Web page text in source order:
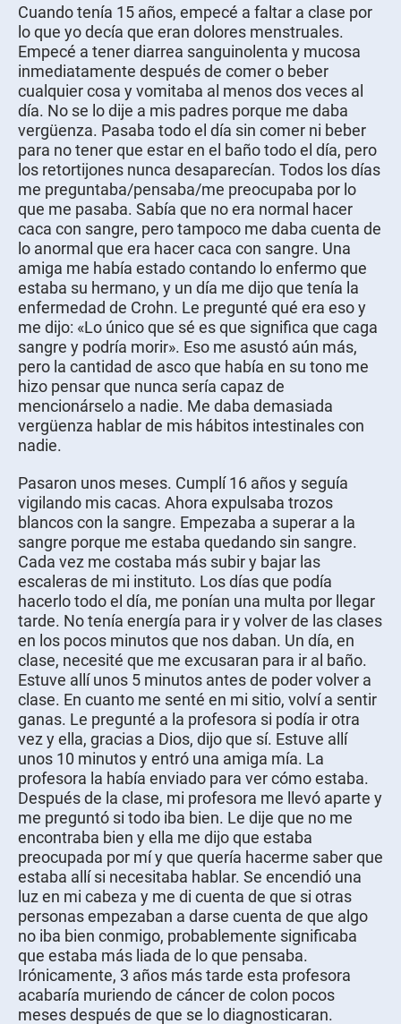
Cuando tenía 15 años, empecé a faltar a clase por
lo que yo decía que eran dolores menstruales.
Empecé a tener diarrea sanguinolenta y mucosa
inmediatamente después de comer o beber
cualquier cosa y vomitaba al menos dos veces al
día. No se lo dije a mis padres porque me daba
vergüenza. Pasaba todo el día sin comer ni beber
para no tener que estar en el baño todo el día, pero
los retortijones nunca desaparecían. Todos los días
me preguntaba/pensaba/me preocupaba por lo
que me pasaba. Sabía que no era normal hacer
caca con sangre, pero tampoco me daba cuenta de
lo anormal que era hacer caca con sangre. Una
amiga me había estado contando lo enfermo que
estaba su hermano, y un día me dijo que tenía la
enfermedad de Crohn. Le pregunté qué era eso y
me dijo: «Lo único que sé es que significa que caga
sangre y podría morir». Eso me asustó aún más,
pero la cantidad de asco que había en su tono me
hizo pensar que nunca sería capaz de
mencionárselo a nadie. Me daba demasiada
vergüenza hablar de mis hábitos intestinales con
nadie.
Pasaron unos meses. Cumplí 16 años y seguía
vigilando mis cacas. Ahora expulsaba trozos
blancos con la sangre. Empezaba a superar a la
sangre porque me estaba quedando sin sangre.
Cada vez me costaba más subir y bajar las
escaleras de mi instituto. Los días que podía
hacerlo todo el día, me ponían una multa por llegar
tarde. No tenía energía para ir y volver de las clases
en los pocos minutos que nos daban. Un día, en
clase, necesité que me excusaran para ir al baño.
Estuve allí unos 5 minutos antes de poder volver a
clase. En cuanto me senté en mi sitio, volví a sentir
ganas. Le pregunté a la profesora si podía ir otra
vez y ella, gracias a Dios, dijo que sí. Estuve allí
unos 10 minutos y entró una amiga mía. La
profesora la había enviado para ver cómo estaba.
Después de la clase, mi profesora me llevó aparte y
me preguntó si todo iba bien. Le dije que no me
encontraba bien y ella me dijo que estaba
preocupada por mí y que quería hacerme saber que
estaba allí si necesitaba hablar. Se encendió una
luz en mi cabeza y me di cuenta de que si otras
personas empezaban a darse cuenta de que algo
no iba bien conmigo, probablemente significaba
que estaba más liada de lo que pensaba.
Irónicamente, 3 años más tarde esta profesora
acabaría muriendo de cáncer de colon pocos
meses después de que se lo diagnosticaran.